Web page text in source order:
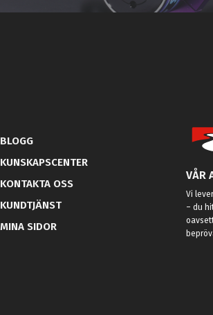
BLOGG
KUNSKAPSCENTER
KONTAKTA OSS
KUNDTJÄNST
MINA SIDOR
VÅR
Vi
– du